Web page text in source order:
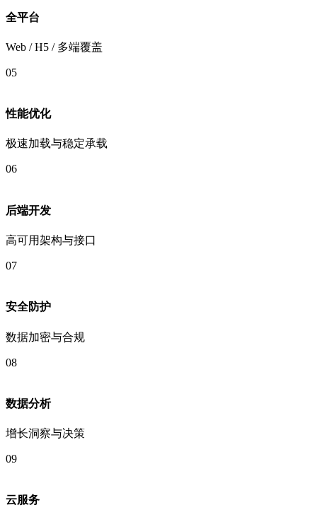
全平台
Web / H5 / 多端覆盖
05
性能优化
极速加载与稳定承载
06
后端开发
高可用架构与接口
07
安全防护
数据加密与合规
08
数据分析
增长洞察与决策
09
云服务